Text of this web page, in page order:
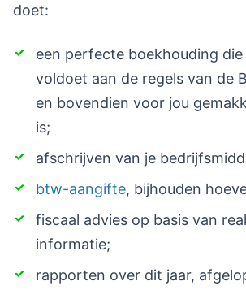
doet:
een perfecte boekhouding die
voldoet aan de regels van de
en bovendien voor jou
is;
afschrijven van je
btw-aangifte, bijhouden
fiscaal advies op basis van
informatie;
rapporten over dit jaar,